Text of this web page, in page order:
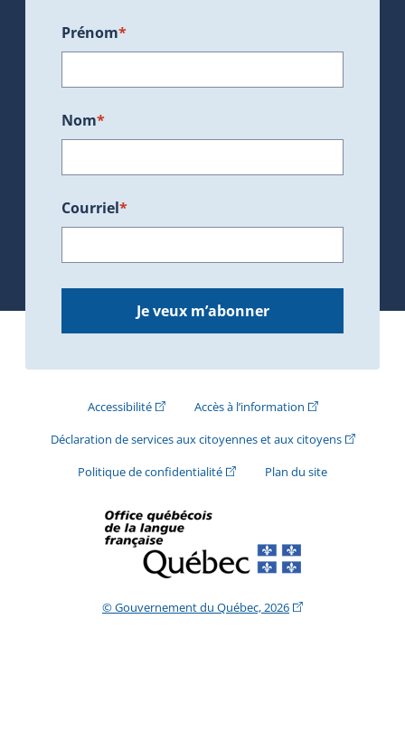
Prénom*
Nom*
Courriel*
Je veux m’abonner
Accessibilité(Cet hyperlien externe s'ouvrira dans une
Accès à l’information(Cet hyperlien
Déclaration de services aux citoyennes et aux citoyens(Cet
Politique de confidentialité(Cet hyperlien externe s'ouvrira
Plan du site
© Gouvernement du Québec, 2026(Cet hyperlien